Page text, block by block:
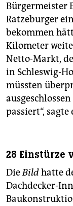
Bürgermeister
Ratzeburger
bekommen
Kilometer
Netto-Markt,
in Schleswig-
müssten
passiert“, sagte
28 Einstürze
DieBildhatte
Dachdecker-